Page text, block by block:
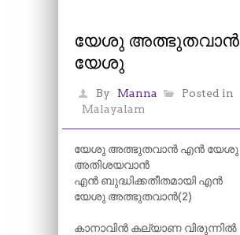
യേശു
യേശു
By Manna
Posted in
Malayalam
യേശു അത്ഭുതവാൻ എൻ യേശു
അതിശയവാൻ
എൻ ബുദ്ധിക്കതീതമായി എൻ
യേശു അത്ഭുതവാൻ(2)
കാനാവിൻ കല്യാണ വിരുന്നിൽ